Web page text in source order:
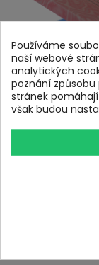
Uložení
dobré počítat s
Používáme
naší webové
analytických
poznání
stránek
však budou